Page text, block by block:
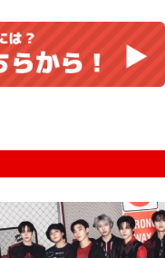
musicjapantv
💡08/05(水)23:00特番放送！
...